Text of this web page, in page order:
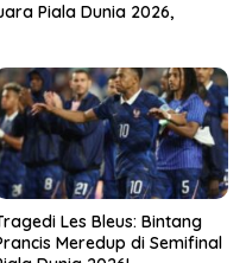
Piala Dunia 2026,
Les Bleus: Bintang
Meredup di Semifinal